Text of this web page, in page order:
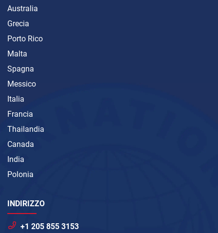
Australia
Grecia
Porto Rico
Malta
Spagna
Messico
Italia
Francia
Thailandia
Canada
India
Polonia
INDIRIZZO
+1 205 855 3153